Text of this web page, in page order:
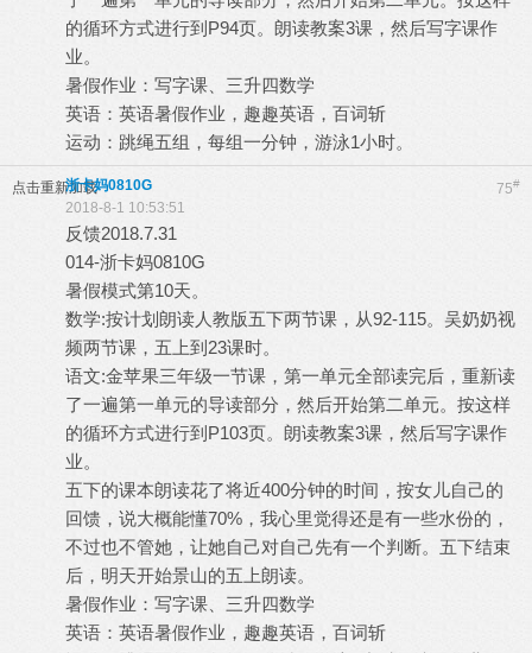
的循环方式进行到P94页。朗读教案3课，然后写字课作
业。
暑假作业：写字课、三升四数学
英语：英语暑假作业，趣趣英语，百词斩
运动：跳绳五组，每组一分钟，游泳1小时。
点击重新加载 75#
浙卡妈0810G
2018-8-1 10:53:51
反馈2018.7.31
014-浙卡妈0810G
暑假模式第10天。
数学:按计划朗读人教版五下两节课，从92-115。吴奶奶视
频两节课，五上到23课时。
语文:金苹果三年级一节课，第一单元全部读完后，重新读
了一遍第一单元的导读部分，然后开始第二单元。按这样
的循环方式进行到P103页。朗读教案3课，然后写字课作
业。
五下的课本朗读花了将近400分钟的时间，按女儿自己的
回馈，说大概能懂70%，我心里觉得还是有一些水份的，
不过也不管她，让她自己对自己先有一个判断。五下结束
后，明天开始景山的五上朗读。
暑假作业：写字课、三升四数学
英语：英语暑假作业，趣趣英语，百词斩